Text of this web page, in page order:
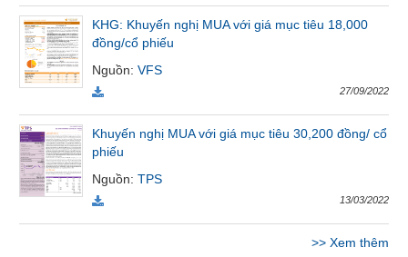
KHG: Khuyến nghị MUA với giá mục tiêu 18,000
đồng/cổ phiếu
Nguồn:VFS
27/09/2022
Khuyến nghị MUA với giá mục tiêu 30,200 đồng/ cổ
phiếu
Nguồn:TPS
13/03/2022
>> Xem thêm
Tất cả Cổ phiếu Chỉ số Chứng chỉ quỹ Chứng
Lãnh
đạo
(-)
Tất cả Người nội bộ Người liên quan Cổ đông lớn
Tin
tức